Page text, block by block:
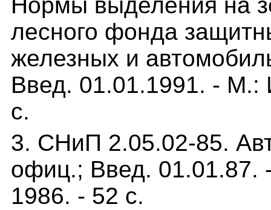
Нормы выделения на
лесного фонда
железных и
Введ. 01.01.1991. - М.:
с.
3. СНиП 2.05.02-85.
офиц.; Введ.
1986. - 52 с.